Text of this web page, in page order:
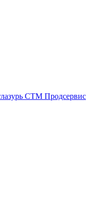
СТМ Продсервис